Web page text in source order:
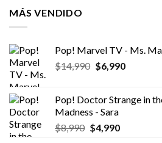
MÁS VENDIDO
Pop! Marvel TV - Ms.
$14,990 El
era:
$14,990.
$6,990El
es:
Pop! Doctor Strange in
Madness - Sara
$8,990 El
$4,990El